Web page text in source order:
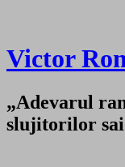
Victor
„Adevarul
slujitorilor